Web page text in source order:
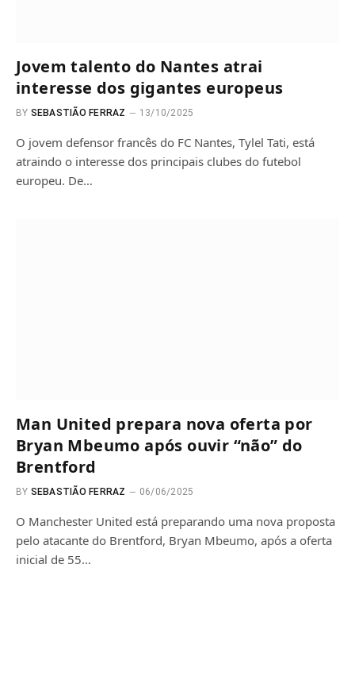
Jovem talento do Nantes atrai
interesse dos gigantes europeus
BY SEBASTIÃO FERRAZ 13/10/2025
O jovem defensor francês do FC Nantes, Tylel Tati, está
atraindo o interesse dos principais clubes do futebol
europeu. De…
Man United prepara nova oferta por
Bryan Mbeumo após ouvir “não” do
Brentford
BY SEBASTIÃO FERRAZ 06/06/2025
O Manchester United está preparando uma nova proposta
pelo atacante do Brentford, Bryan Mbeumo, após a oferta
inicial de 55…